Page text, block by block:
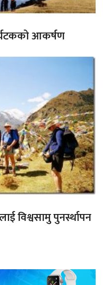
आकर्षण
विश्वसामु पुनर्स्थापन